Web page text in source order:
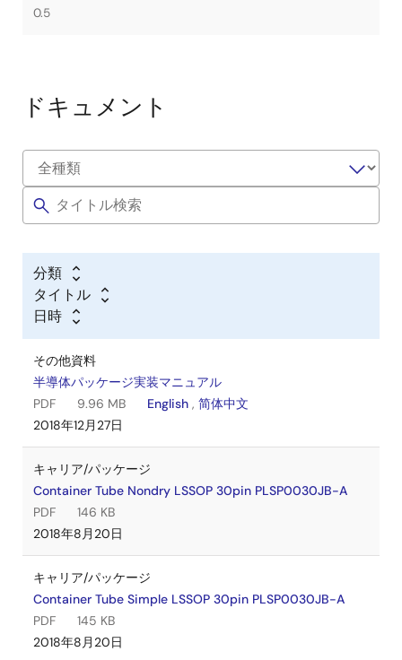
0.5
ドキュメント
分類
タイトル
日時
その他資料
半導体パッケージ実装マニュアル
PDF
9.96 MB English , 简体中文
2018年12月27日
キャリア/パッケージ
Container Tube Nondry LSSOP 30pin PLSP0030JB-A
PDF
146 KB
2018年8月20日
キャリア/パッケージ
Container Tube Simple LSSOP 30pin PLSP0030JB-A
PDF
145 KB
2018年8月20日